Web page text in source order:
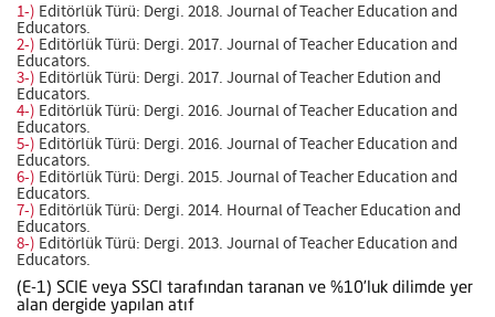
1-) Editörlük Türü: Dergi. 2018. Journal of Teacher Education and
Educators.
2-) Editörlük Türü: Dergi. 2017. Journal of Teacher Education and
Educators.
3-) Editörlük Türü: Dergi. 2017. Journal of Teacher Edution and
Educators.
4-) Editörlük Türü: Dergi. 2016. Journal of Teacher Education and
Educators.
5-) Editörlük Türü: Dergi. 2016. Journal of Teacher Education and
Educators.
6-) Editörlük Türü: Dergi. 2015. Journal of Teacher Education and
Educators.
7-) Editörlük Türü: Dergi. 2014. Hournal of Teacher Education and
Educators.
8-) Editörlük Türü: Dergi. 2013. Journal of Teacher Education and
Educators.
(E-1) SCIE veya SSCI tarafından taranan ve %10’luk dilimde yer
alan dergide yapılan atıf